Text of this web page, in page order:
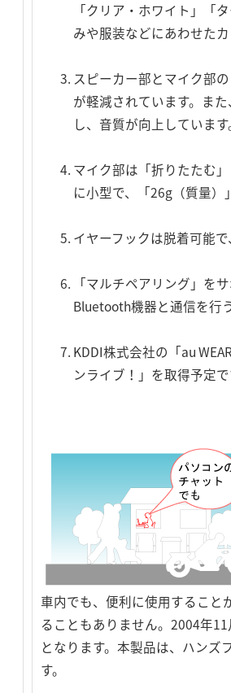
「クリア・ホワイト」「
みや服装などにあわせた
スピーカー部とマイク部
が軽減されています。ま
し、音質が向上していま
マイク部は「折りたたむ
に小型で、「26g（質量
イヤーフックは脱着可能
「マルチペアリング」を
Bluetooth機器と通信を行
KDDI株式会社の「au
ンライブ！」を取得予定
車内でも、便利に使用すること
ることもありません。2004年
となります。本製品は、ハン
す。